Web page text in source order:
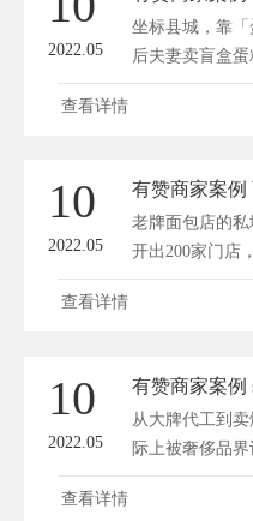
2022.05
坐标县城，靠
后夫妻卖盲盒
查看详情
10
2022.05
有赞商家案例
老牌面包店的
开出200家门店
查看详情
10
2022.05
有赞商家案例
从大牌代工到
际上被奢侈品界
查看详情